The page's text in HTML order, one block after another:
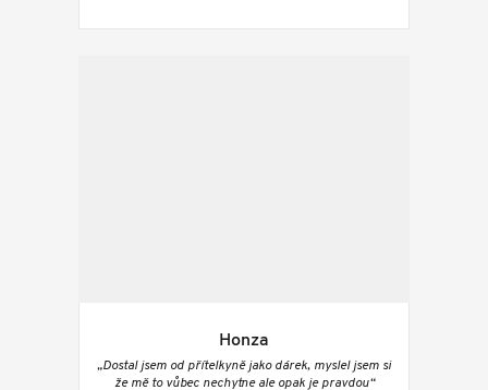
Honza
„Dostal jsem od přítelkyně jako dárek, myslel jsem si
že mě to vůbec nechytne ale opak je pravdou“